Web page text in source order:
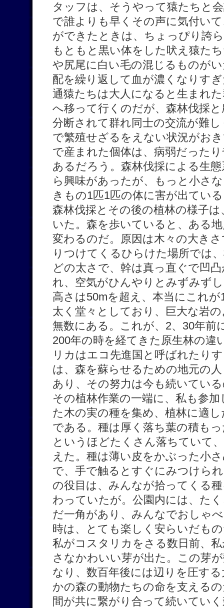
タッフは、そうやって猿たちと
で誰よりも早くその声に気付い
ができたときは、ちょっぴり誇
もともと黒い体をした吠え猿た
や尻尾に白い毛の混じるものが
配を繰り返して血が濃くなりす
通猿たちは大人になると生まれ
へ移って行くのだが、森林伐採
分断されて群れ同士の交流が難
で繁殖せざるをえない状況がお
で産まれた個体は、病弱だった
あるだろう。森林伐採による生
ら興味があったが、もっと小さ
きもの1匹1匹の体に害が出てい
森林伐採とその後の植林の様子
いた。森を歩いていると、ある
変わるのだ。原因は木々の大き
りつけてくるひらけた場所では
どの太さで、幹は真っ直ぐで凹
れ、空気がひんやりとみずみず
高さは50mを超え、本当にこれ
太く堂々としており、巨大な岩
無数にある。これが、2、30年前
200年の時を経てきた原生林の違
リカはエコ先進国と呼ばれたり
は、森を蘇らせるための地元の
あり、その努力は今も続いてい
その植林作業の一端に、私も参
た木の実の種を集め、植林に適
である。種は厚く落ち葉の積も
というほどたくさん落ちていて
えた。種は薄い皮をかぶった小
で、手で触るとすぐにみつけら
の役目は、みんなが拾ってくる
わっていたが。公園内には、た
だ一角があり、みんなでおしゃ
時は、とても楽しく安らいだも
私がコスタリカをさる数日前、
さなかわいい芽が出た。この芽
なり、数百年後には辺りを圧す
かの森の動物たちの命を支える
間が共に繋がり合って続いてい